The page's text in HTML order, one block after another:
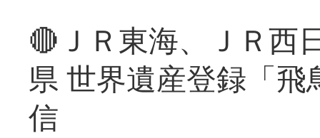
🔴ＪＲ東海、ＪＲ西
県 世界遺産登録「
信